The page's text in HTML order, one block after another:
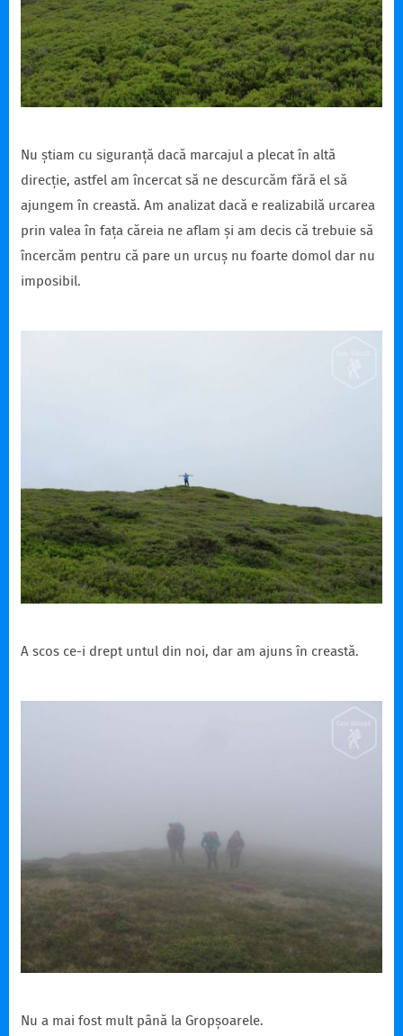
Nu știam cu siguranță dacă marcajul a plecat în altă
direcție, astfel am încercat să ne descurcăm fără el să
ajungem în creastă. Am analizat dacă e realizabilă urcarea
prin valea în fața căreia ne aflam și am decis că trebuie să
încercăm pentru că pare un urcuș nu foarte domol dar nu
imposibil.
A scos ce-i drept untul din noi, dar am ajuns în creastă.
Nu a mai fost mult până la Gropșoarele.